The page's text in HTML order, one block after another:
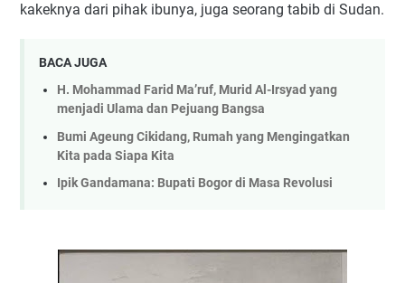
kakeknya dari pihak ibunya, juga seorang tabib di Sudan.
BACA JUGA
H. Mohammad Farid Ma’ruf, Murid Al-Irsyad yang
menjadi Ulama dan Pejuang Bangsa
Bumi Ageung Cikidang, Rumah yang Mengingatkan
Kita pada Siapa Kita
Ipik Gandamana: Bupati Bogor di Masa Revolusi